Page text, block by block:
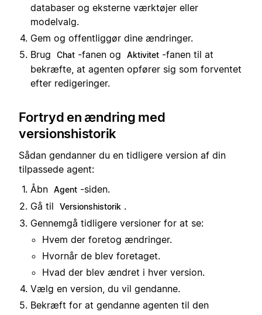
databaser og eksterne værktøjer eller
modelvalg.
Gem og offentliggør dine ændringer.
Brug
Chat -fanen og Aktivitet -fanen til at
bekræfte, at agenten opfører sig som forventet
efter redigeringer.
Fortryd en ændring med
versionshistorik
Sådan gendanner du en tidligere version af din
tilpassede agent:
Åbn Agent -siden.
Gå til
Versionshistorik .
Gennemgå tidligere versioner for at se:
Hvem der foretog ændringer.
Hvornår de blev foretaget.
Hvad der blev ændret i hver version.
Vælg en version, du vil gendanne.
Bekræft for at gendanne agenten til den